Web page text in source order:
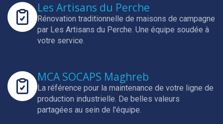
Les Artisans du Perche
Rénovation traditionnelle de maisons de campagne
par Les Artisans du Perche. Une équipe soudée à
votre service.
MCA SOCAPS Maghreb
La référence pour la maintenance de votre ligne de
production industrielle. De belles valeurs
partagées au sein de l'équipe.